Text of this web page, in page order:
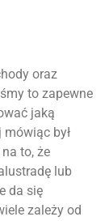
oraz
to zapewne
jaką
był
to, że
lub
da się
zależy od